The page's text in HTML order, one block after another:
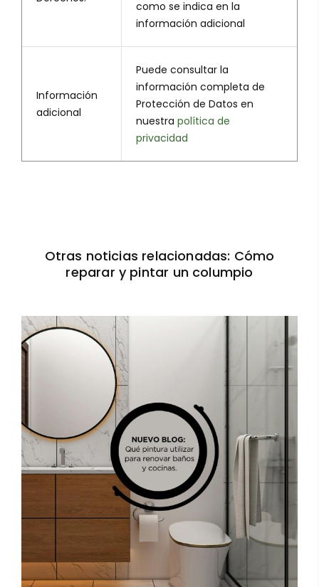
como se indica en la
información adicional
Información
adicional
Puede consultar la
información completa de
Protección de Datos en
nuestra política de
privacidad
Otras noticias relacionadas: Cómo
reparar y pintar un columpio